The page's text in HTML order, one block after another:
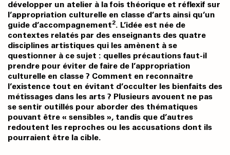
développer un atelier à la fois théorique et réflexif sur
l’appropriation culturelle en classe d’arts ainsi qu’un
guide d’accompagnement2. L’idée est née de
contextes relatés par des enseignants des quatre
disciplines artistiques qui les amènent à se
questionner à ce sujet : quelles précautions faut-il
prendre pour éviter de faire de l’appropriation
culturelle en classe ? Comment en reconnaître
l’existence tout en évitant d’occulter les bienfaits des
métissages dans les arts ? Plusieurs avouent ne pas
se sentir outillés pour aborder des thématiques
pouvant être « sensibles », tandis que d’autres
redoutent les reproches ou les accusations dont ils
pourraient être la cible.